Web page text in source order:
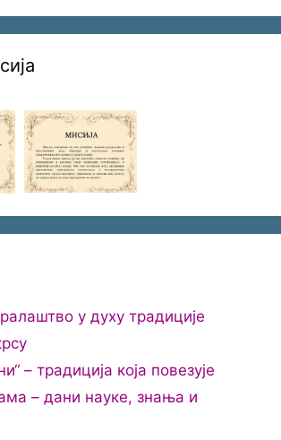
у духу традиције
– традиција која повезује
– дани науке, знања и